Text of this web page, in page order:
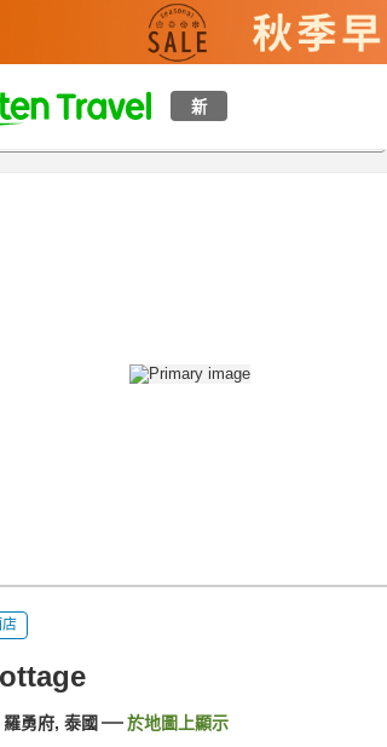
新
宿方案 評價設施
勇府, 泰國 於地圖上顯示